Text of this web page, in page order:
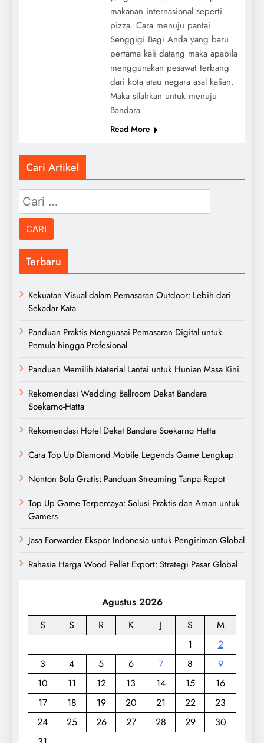
makanan internasional seperti
pizza. Cara menuju pantai
Senggigi Bagi Anda yang baru
pertama kali datang maka apabila
menggunakan pesawat terbang
dari kota atau negara asal kalian.
Maka silahkan untuk menuju
Bandara
Read More
Cari Artikel
Cari
untuk:
Terbaru
Kekuatan Visual dalam Pemasaran Outdoor: Lebih dari
Sekadar Kata
Panduan Praktis Menguasai Pemasaran Digital untuk
Pemula hingga Profesional
Panduan Memilih Material Lantai untuk Hunian Masa Kini
Rekomendasi Wedding Ballroom Dekat Bandara
Soekarno-Hatta
Rekomendasi Hotel Dekat Bandara Soekarno Hatta
Cara Top Up Diamond Mobile Legends Game Lengkap
Nonton Bola Gratis: Panduan Streaming Tanpa Repot
Top Up Game Terpercaya: Solusi Praktis dan Aman untuk
Gamers
Jasa Forwarder Ekspor Indonesia untuk Pengiriman Global
Rahasia Harga Wood Pellet Export: Strategi Pasar Global
Agustus 2026
S
S R K J S
M
1
2
3
4 5 6 7 8
9
10
11 12 13 14 15
16
17
18 19 20 21 22
23
24
25 26 27 28 29
30